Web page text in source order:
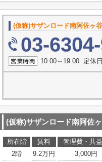
(仮称)サザンロード南阿佐ヶ谷
03-
10:00～19:00 定休
(仮称)サザンロード南阿佐
所在階 賃料 管理費・共
2階
9.2万円 3,000円